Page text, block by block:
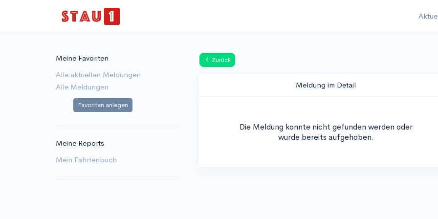
Meine Favoriten
Alle aktuellen Meldungen
Alle Meldungen
Favoriten anlegen
Meine Reports
Mein Fahrtenbuch
Zurück
Meldung im Detail
Die Meldung konnte nicht gefunden werden oder
wurde bereits aufgehoben.